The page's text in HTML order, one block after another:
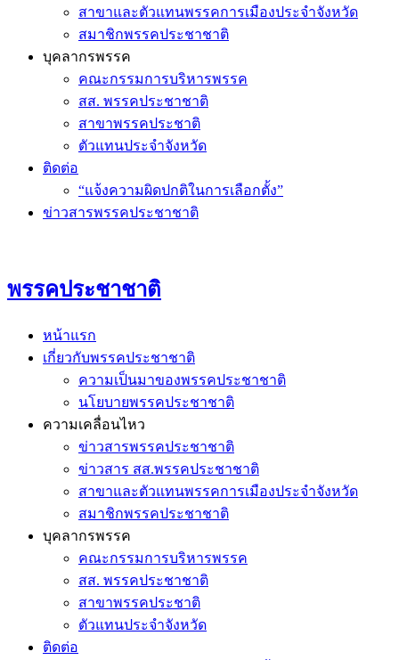
สาขาและตัวแทนพรรคการเมืองประจำจังหวัด
สมาชิกพรรคประชาชาติ
บุคลากรพรรค
คณะกรรมการบริหารพรรค
สส. พรรคประชาชาติ
สาขาพรรคประชาติ
ตัวแทนประจำจังหวัด
ติดต่อ
“แจ้งความผิดปกติในการเลือกตั้ง”
ข่าวสารพรรคประชาชาติ
พรรคประชาชาติ
หน้าแรก
เกี่ยวกับพรรคประชาชาติ
ความเป็นมาของพรรคประชาชาติ
นโยบายพรรคประชาชาติ
ความเคลื่อนไหว
ข่าวสารพรรคประชาชาติ
ข่าวสาร สส.พรรคประชาชาติ
สาขาและตัวแทนพรรคการเมืองประจำจังหวัด
สมาชิกพรรคประชาชาติ
บุคลากรพรรค
คณะกรรมการบริหารพรรค
สส. พรรคประชาชาติ
สาขาพรรคประชาติ
ตัวแทนประจำจังหวัด
ติดต่อ